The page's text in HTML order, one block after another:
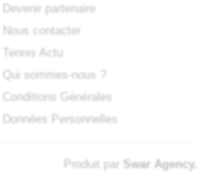
Devenir partenaire
Nous contacter
Tennis Actu
Qui sommes-nous ?
Conditions Générales
Données Personnelles
Produit par Swar Agency.